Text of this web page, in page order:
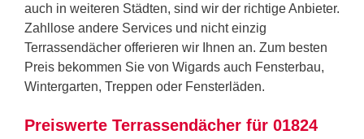
auch in weiteren Städten, sind wir der richtige Anbieter.
Zahllose andere Services und nicht einzig
Terrassendächer offerieren wir Ihnen an. Zum besten
Preis bekommen Sie von Wigards auch Fensterbau,
Wintergarten, Treppen oder Fensterläden.
Preiswerte Terrassendächer für 01824